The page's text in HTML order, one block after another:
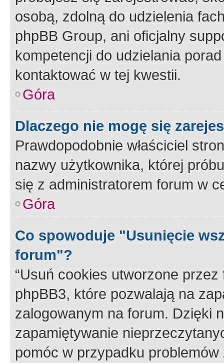
osobą, zdolną do udzielenia
phpBB Group, ani oficjalny
kompetencji do udzielania
kontaktować w tej kwestii.
Góra
Dlaczego nie mogę się
Prawdopodobnie właściciel
nazwy użytkownika, której
się z administratorem forum w
Góra
Co spowoduje "Usunięcie
forum"?
“Usuń cookies utworzone
phpBB3, które pozwalają na
zalogowanym na forum. Dzięki
zapamiętywanie
pomóc w przypadku